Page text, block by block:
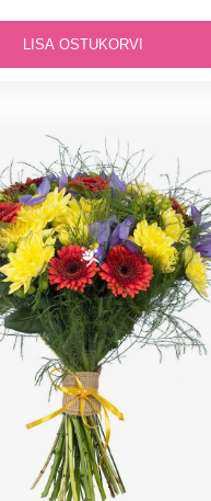
LISA OSTUKORVI